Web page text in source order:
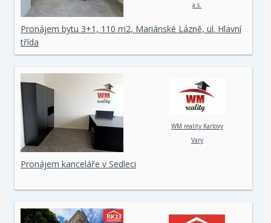
a.s.
Pronájem bytu 3+1, 110 m2, Mariánské Lázně, ul. Hlavní
třída
WM reality Karlovy
Vary
Pronájem kanceláře v Sedleci